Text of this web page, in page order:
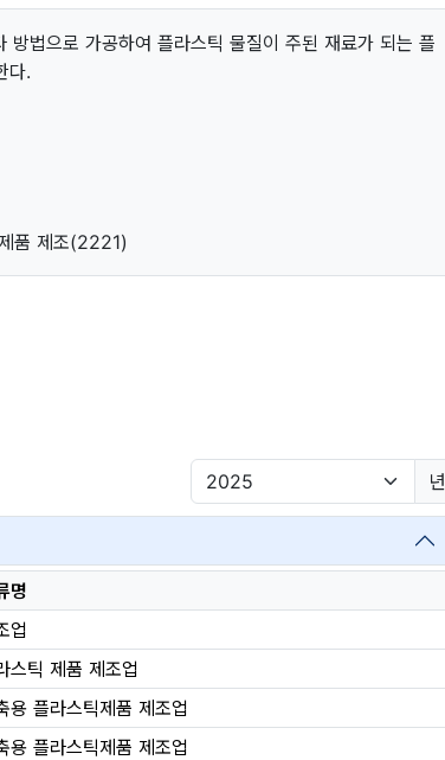
법으로 가공하여 플라스틱 물질이 주된 재료가 되는 플
다.
품 제조(2221)
년
명
업
스틱 제품 제조업
용 플라스틱제품 제조업
용 플라스틱제품 제조업